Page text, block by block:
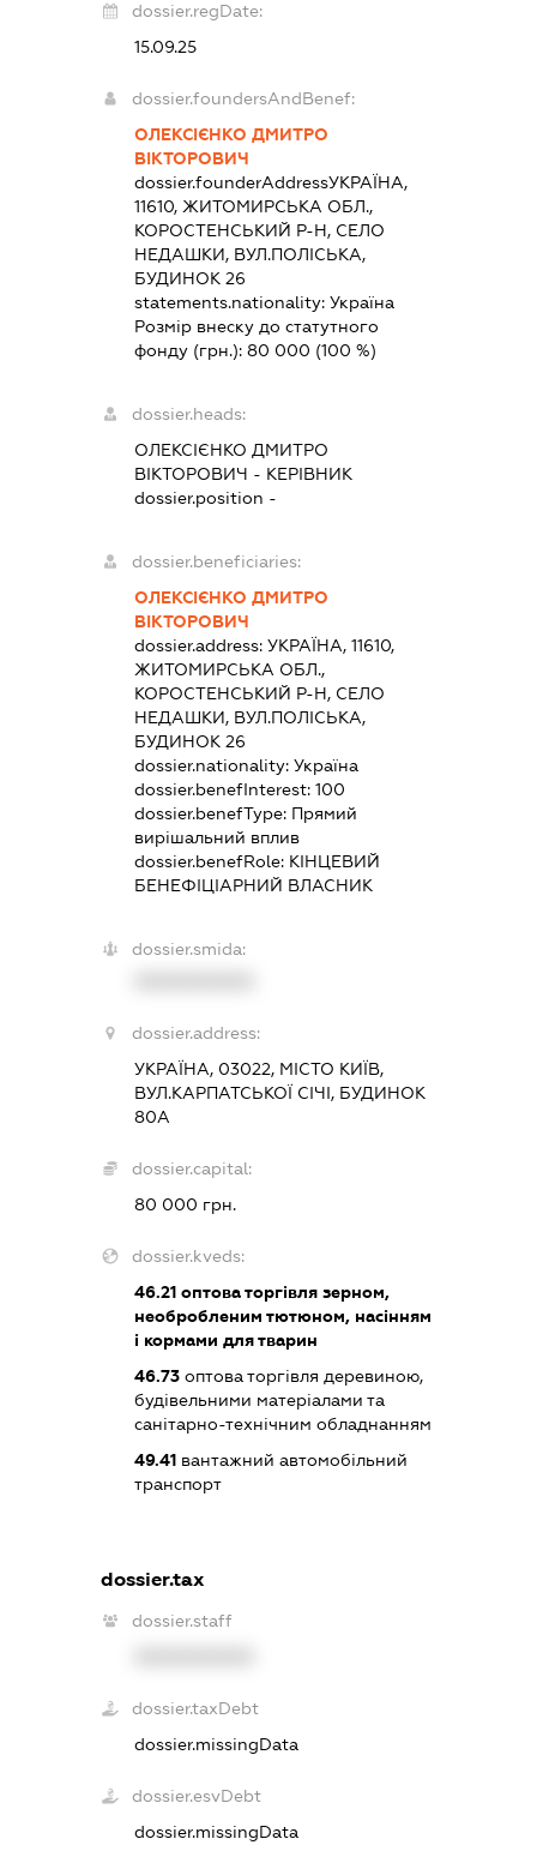
dossier.regDate:
15.09.25
dossier.foundersAndBenef:
ОЛЕКСІЄНКО ДМИТРО
ВІКТОРОВИЧ
dossier.founderAddressУКРАЇНА,
11610, ЖИТОМИРСЬКА ОБЛ.,
КОРОСТЕНСЬКИЙ Р-Н, СЕЛО
НЕДАШКИ, ВУЛ.ПОЛІСЬКА,
БУДИНОК 26
statements.nationality: Україна
Розмір внеску до статутного
фонду (грн.): 80 000 (100 %)
dossier.heads:
ОЛЕКСІЄНКО ДМИТРО
ВІКТОРОВИЧ - КЕРІВНИК
dossier.position -
dossier.beneficiaries:
ОЛЕКСІЄНКО ДМИТРО
ВІКТОРОВИЧ
dossier.address: УКРАЇНА, 11610,
ЖИТОМИРСЬКА ОБЛ.,
КОРОСТЕНСЬКИЙ Р-Н, СЕЛО
НЕДАШКИ, ВУЛ.ПОЛІСЬКА,
БУДИНОК 26
dossier.nationality: Україна
dossier.benefInterest: 100
dossier.benefType: Прямий
вирішальний вплив
dossier.benefRole: КІНЦЕВИЙ
БЕНЕФІЦІАРНИЙ ВЛАСНИК
dossier.smida:
dossier.address:
УКРАЇНА, 03022, МІСТО КИЇВ,
ВУЛ.КАРПАТСЬКОЇ СІЧІ, БУДИНОК
80А
dossier.capital:
80 000 грн.
dossier.kveds:
46.21оптова торгівля зерном,
необробленим тютюном, насінням
і кормами для тварин
46.73оптова торгівля деревиною,
будівельними матеріалами та
санітарно-технічним обладнанням
49.41вантажний автомобільний
транспорт
dossier.tax
dossier.staff
dossier.taxDebt
dossier.missingData
dossier.esvDebt
dossier.missingData